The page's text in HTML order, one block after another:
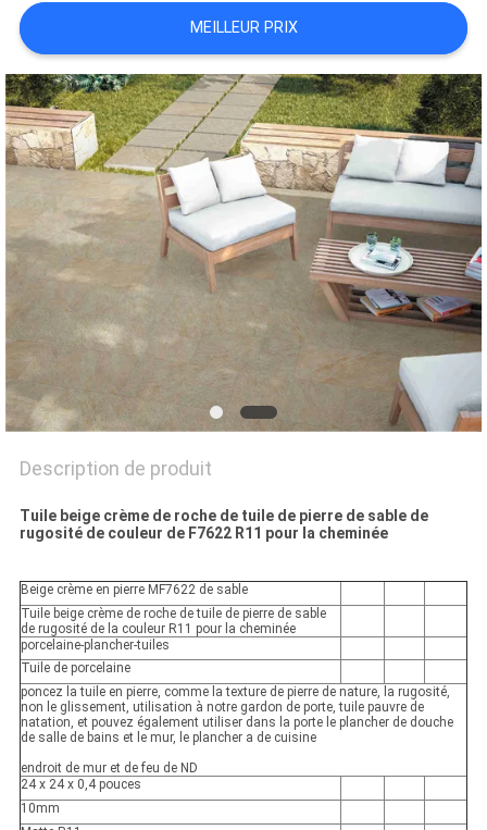
CONTACTER
DEMANDEZ
UN DEVIS
PLAN
DU
SITE
POLITIQUE
DE
CONFIDENTIALITÉ
MEILLEUR PRIX
Description de produit
Tuile beige crème de roche de tuile de pierre de sable de
rugosité de couleur de F7622 R11 pour la cheminée
Beige crème en pierre MF7622 de sable
Tuile beige crème de roche de tuile de pierre de sable
de rugosité de la couleur R11 pour la cheminée
porcelaine-plancher-tuiles
Tuile de porcelaine
poncez la tuile en pierre, comme la texture de pierre de nature, la rugosité,
non le glissement, utilisation à notre gardon de porte, tuile pauvre de
natation, et pouvez également utiliser dans la porte le plancher de douche
de salle de bains et le mur, le plancher a de cuisine
endroit de mur et de feu de ND
24 x 24 x 0,4 pouces
10mm